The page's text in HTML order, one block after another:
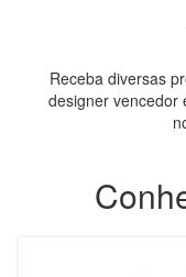
Receba diversas
designer vencedor